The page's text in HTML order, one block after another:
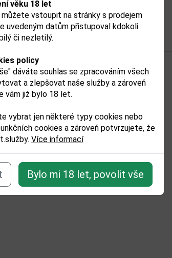
věku 18 let
vstoupit na stránky s prodejem
uvedeným datům přistupoval kdokoli
či nezletilý.
policy
dáváte souhlas se zpracováním všech
a zlepšovat naše služby a zároveň
vám již bylo 18 let.
vybrat jen některé typy cookies nebo
cookies a zároveň potvrzujete, že
Více informací
Bylo mi 18 let, povolit vše
Detail
Zpět